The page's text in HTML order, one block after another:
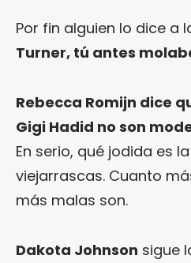
Por fin alguien lo dice a
Turner, tú antes
Rebecca Romijn dice
Gigi Hadid no son
En serio, qué jodida es
viejarrascas. Cuanto
más malas son.
Dakota Johnson sigue